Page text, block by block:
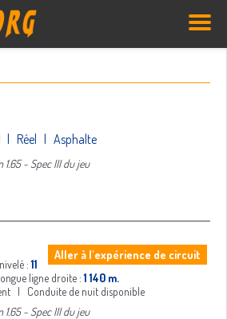
| Réel | Asphalte
- Spec III du jeu
Aller à l'expérience de circuit
:11
ligne droite :1 140 m.
| Conduite de nuit disponible
- Spec III du jeu